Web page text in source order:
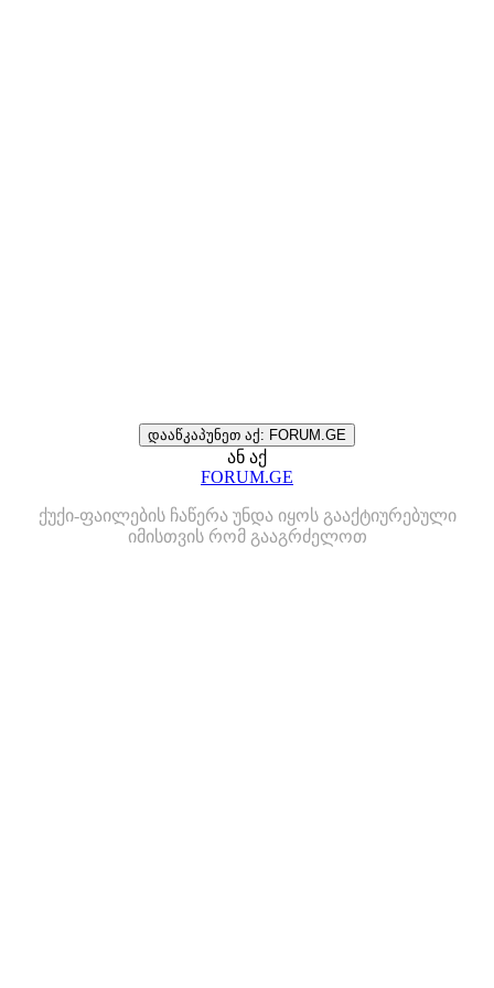
დააწკაპუნეთ აქ: FORUM.GE
ან აქ
FORUM.GE
ქუქი-ფაილების ჩაწერა უნდა იყოს გააქტიურებული
იმისთვის რომ გააგრძელოთ